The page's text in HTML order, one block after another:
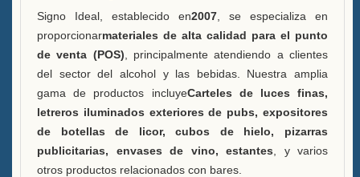
Enfriador de hielo rodante Caja
C
Cubo de hielo LED Caja B
Vitrina Una botella de licor
Preguntas frecuentes
Signo Ideal, establecido en2007 , se especializa en
proporcionarmateriales de alta calidad para el punto
de venta (POS) , principalmente atendiendo a clientes
del sector del alcohol y las bebidas. Nuestra amplia
gama de productos incluyeCarteles de luces finas,
letreros iluminados exteriores de pubs, expositores
de botellas de licor, cubos de hielo, pizarras
publicitarias, envases de vino, estantes , y varios
otros productos relacionados con bares.